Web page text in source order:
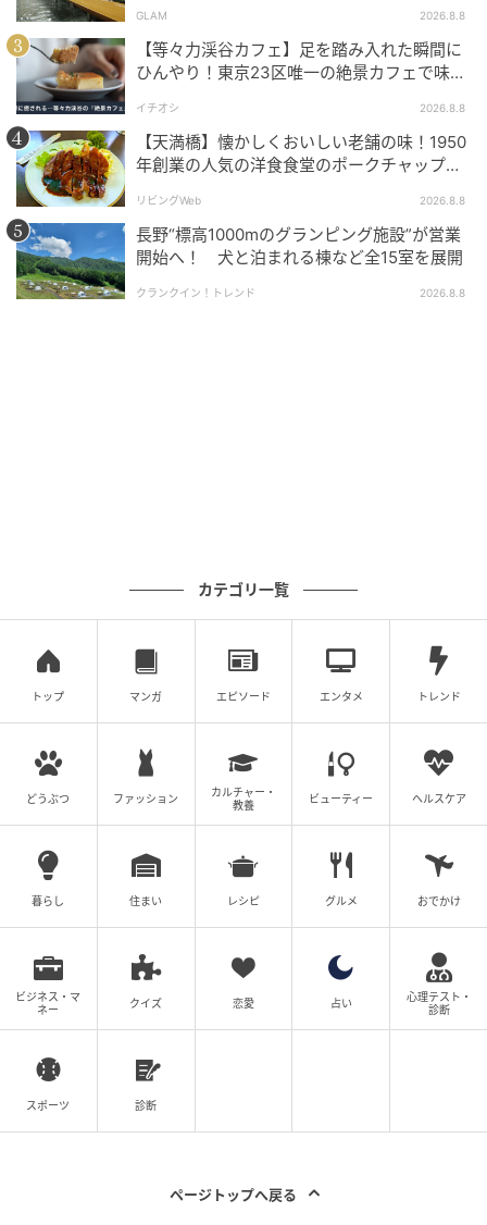
集合：8:15 ザ・バンブーフォレストフロント前
体験時間：8:25〜9:15（キリンテラスへ案内、キリ
ンと朝食）
終了後：開園前の動物園を散策
料金：大人（中学生以上）3,000円 / 子ども（3歳〜
小学生）1,500円 / 2歳以下無料
天候や動物の体調等により中止の場合あり
流しそうめん食べ放題付きプラン
夏季限定の「流しそうめん食べ放題付きプラン（そう
GLAM 2026.8.8
【等々力渓谷カフェ】足を踏み入れた瞬間に
ひんやり！東京23区唯一の絶景カフェで味わ
イチオシ 2026.8.8
【天満橋】懐かしくおいしい老舗の味！1950
年創業の人気の洋食食堂のポークチャップ！
リビングWeb 2026.8.8
長野“標高1000mのグランピング施設”が営業
開始へ！ 犬と泊まれる棟など全15室を展開
クランクイン！トレンド 2026.8.8
カテゴリ一覧
トップ マンガ エピソード エンタメ トレンド
どうぶつ ファッション
カルチャー・
教養
ビューティー ヘルスケア
暮らし 住まい レシピ グルメ おでかけ
ビジネス・マ
ネー
クイズ 恋愛 占い
心理テスト・
診断
スポーツ 診断
ページトップへ戻る